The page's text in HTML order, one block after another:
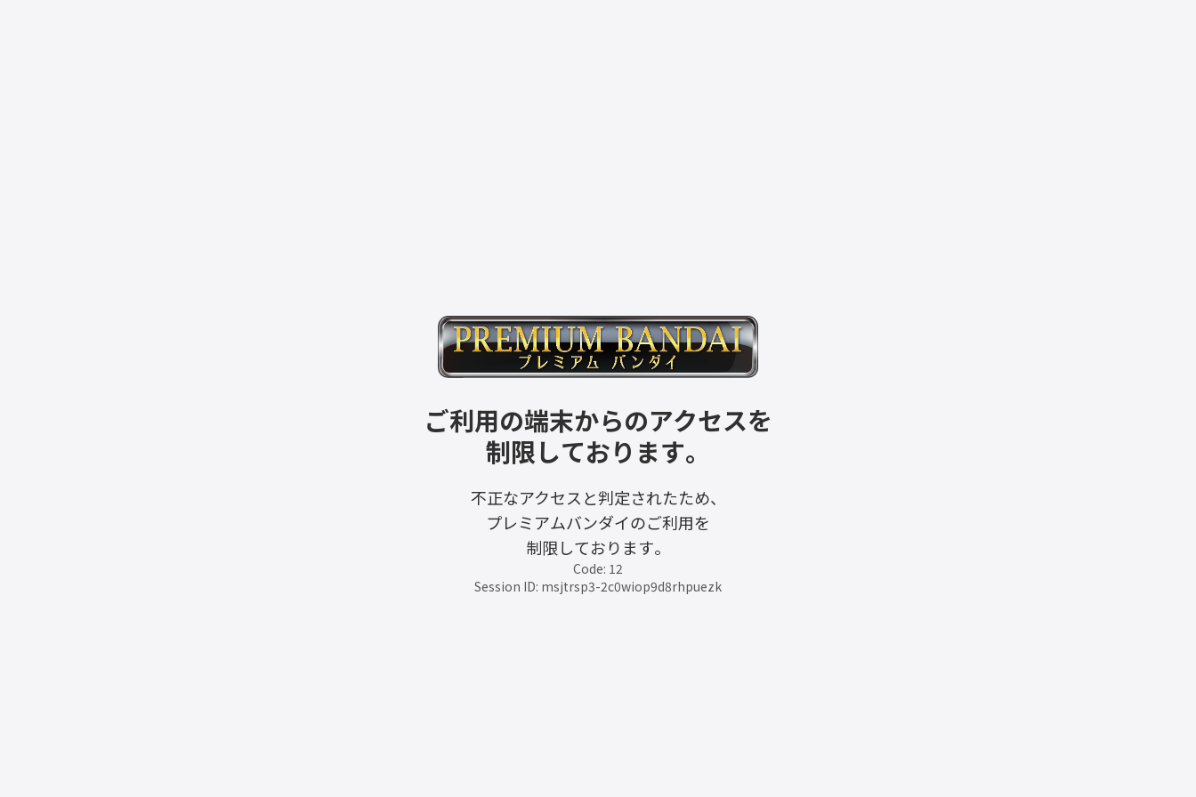
ご利用の端末からのアクセスを
制限しております。
不正なアクセスと判定されたため、
プレミアムバンダイのご利用を
制限しております。
Code: 12
Session ID: msjtrsp3-2c0wiop9d8rhpuezk